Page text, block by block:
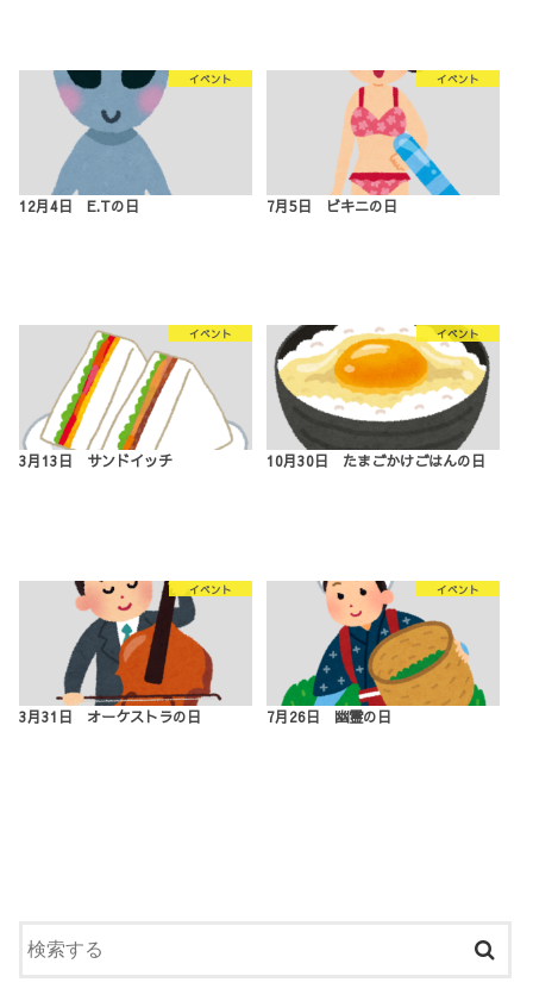
イベント
12月4日 E.Tの日
イベント
7月5日 ビキニの日
イベント
3月13日 サンドイッチ
イベント
10月30日 たまごかけごはんの日
イベント
3月31日 オーケストラの日
イベント
7月26日 幽霊の日